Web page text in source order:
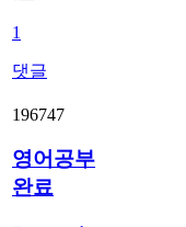
1
댓글
196747
영어공부
완료